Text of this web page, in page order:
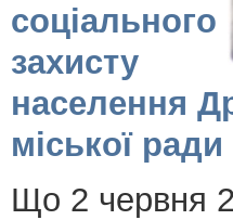
соціального
захисту
населення
міської
Що 2 червня